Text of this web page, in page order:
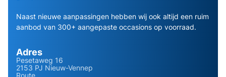
Naast nieuwe aanpassingen hebben wij ook altijd een ruim
aanbod van 300+ aangepaste occasions op voorraad.
Adres
Pesetaweg 16
2153 PJ Nieuw-Vennep
Route